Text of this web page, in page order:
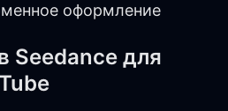
оформление
Seedance для